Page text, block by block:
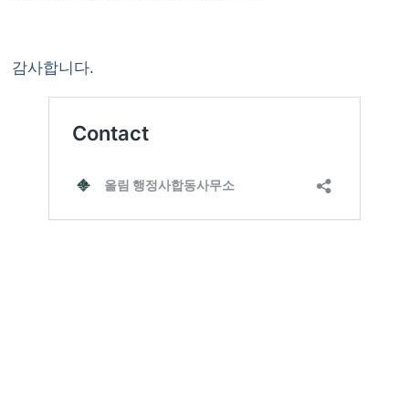
감사합니다.